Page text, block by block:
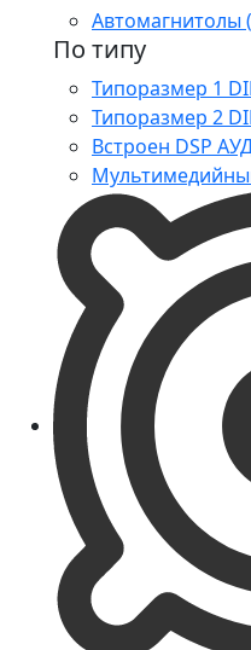
Автомагнитолы
По типу
Типоразмер 1
Типоразмер 2
Встроен DSP